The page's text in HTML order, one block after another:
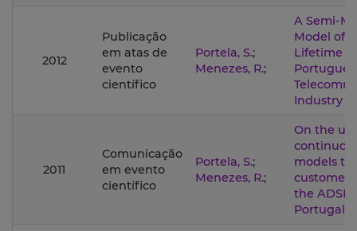
2012
Publicação
em atas de
evento
científico
Portela, S.;
Menezes, R.;
A Semi-
Model of
Lifetime
Industry
2011
Comunicação
em evento
científico
Portela, S.;
Menezes, R.;
On the
models to
customer
the ADSL
Portugal